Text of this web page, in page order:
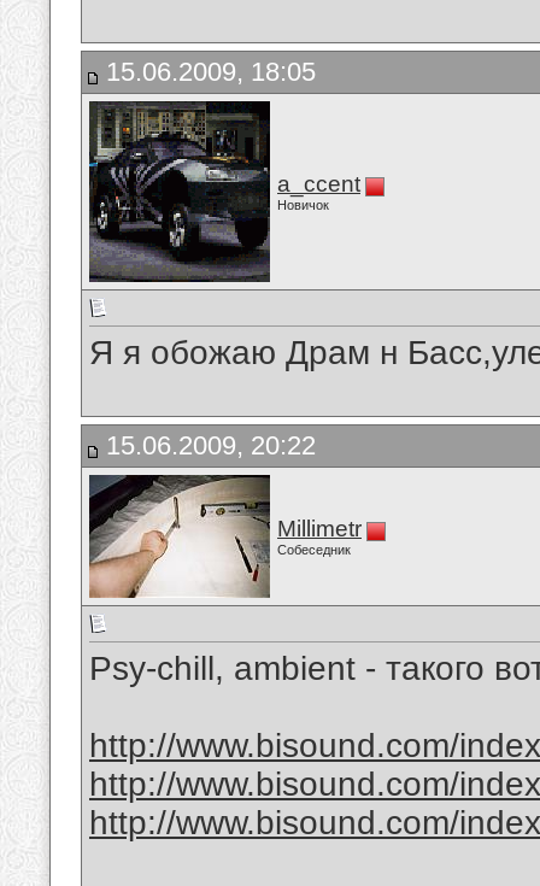
15.06.2009, 18:05
a_ccent
Новичок
Я я обожаю Драм н
15.06.2009, 20:22
Millimetr
Собеседник
Psy-chill, ambient - такого
http://www.bisound.com/
http://www.bisound.com/
http://www.bisound.com/